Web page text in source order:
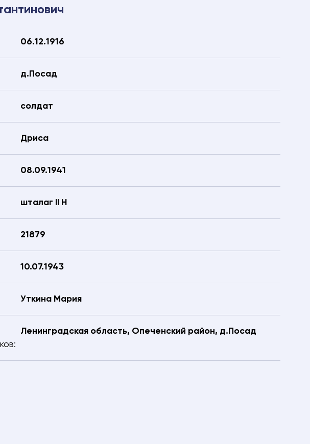
06.12.1916
д.Посад
солдат
Дриса
08.09.1941
шталаг II H
21879
10.07.1943
Уткина Мария
Ленинградская область, Опеченский район, д.Посад
почта